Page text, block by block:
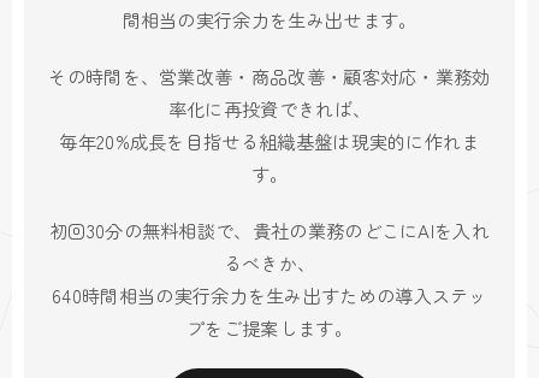
間相当の実行余力を生み出せます。
その時間を、営業改善・商品改善・顧客対応・業務効
率化に再投資できれば、
毎年20%成長を目指せる組織基盤は現実的に作れま
す。
初回30分の無料相談で、貴社の業務のどこにAIを入れ
るべきか、
640時間相当の実行余力を生み出すための導入ステッ
プをご提案します。